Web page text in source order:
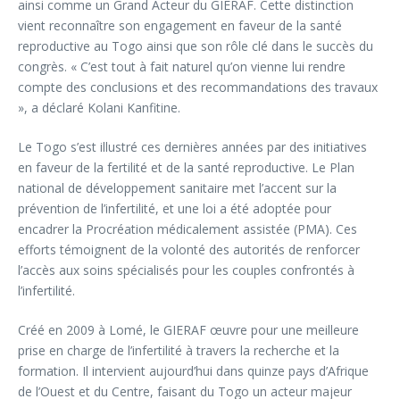
ainsi comme un Grand Acteur du GIERAF. Cette distinction
vient reconnaître son engagement en faveur de la santé
reproductive au Togo ainsi que son rôle clé dans le succès du
congrès. « C’est tout à fait naturel qu’on vienne lui rendre
compte des conclusions et des recommandations des travaux
», a déclaré Kolani Kanfitine.
Le Togo s’est illustré ces dernières années par des initiatives
en faveur de la fertilité et de la santé reproductive. Le Plan
national de développement sanitaire met l’accent sur la
prévention de l’infertilité, et une loi a été adoptée pour
encadrer la Procréation médicalement assistée (PMA). Ces
efforts témoignent de la volonté des autorités de renforcer
l’accès aux soins spécialisés pour les couples confrontés à
l’infertilité.
Créé en 2009 à Lomé, le GIERAF œuvre pour une meilleure
prise en charge de l’infertilité à travers la recherche et la
formation. Il intervient aujourd’hui dans quinze pays d’Afrique
de l’Ouest et du Centre, faisant du Togo un acteur majeur